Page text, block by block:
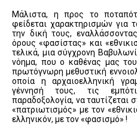
Μάλιστα, η προς το
φείδεται χαρακτηρισμών για
την δική τους,
όρους «φασίστας» και
τελικά, μια σύγχρονη
νόημα, που ο καθένας μας
πρωτόγνωρη μεθυστική
οποία η αρχαιοελληνική
γέννησή τους, τις
παραδοξολογία, να ταυτίζεται
«πατριωτισμός» με τον
ελληνικόν, με τον «φασισμό» !